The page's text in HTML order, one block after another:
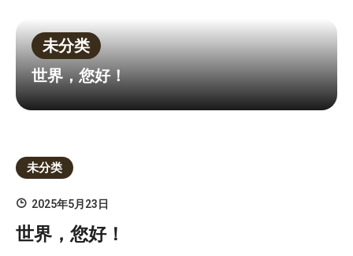
未分类
世界，您好！
未分类
2025年5月23日
世界，您好！